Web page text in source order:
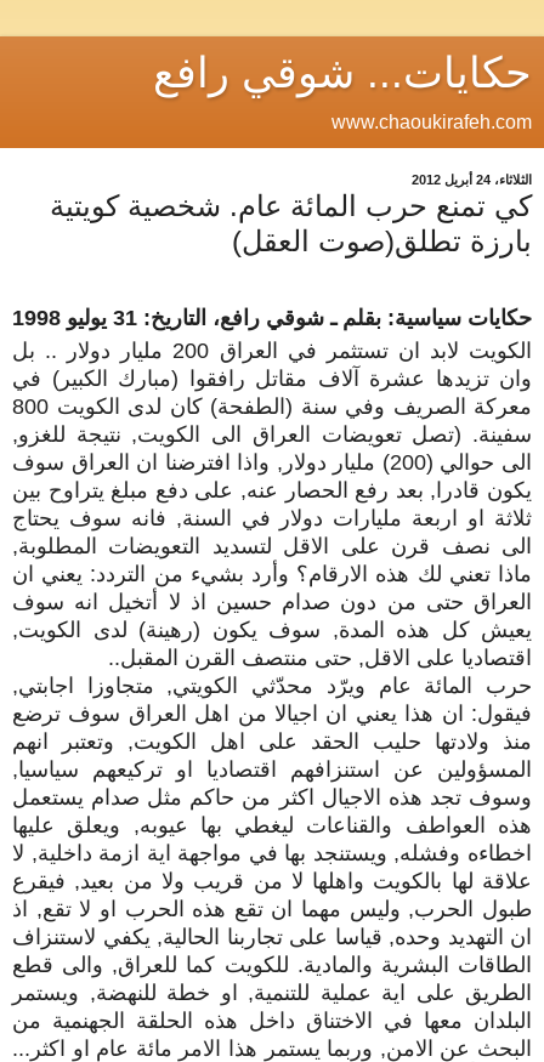
حكايات... شوقي رافع
www.chaoukirafeh.com
الثلاثاء، 24 أبريل 2012
كي تمنع حرب المائة عام. شخصية كويتية
بارزة تطلق(صوت العقل)
حكايات سياسية: بقلم ـ شوقي رافع، التاريخ: 31 يوليو 1998
الكويت لابد ان تستثمر في العراق 200 مليار دولار .. بل
وان تزيدها عشرة آلاف مقاتل رافقوا (مبارك الكبير) في
معركة الصريف وفي سنة (الطفحة) كان لدى الكويت 800
سفينة. (تصل تعويضات العراق الى الكويت, نتيجة للغزو,
الى حوالي (200) مليار دولار, واذا افترضنا ان العراق سوف
يكون قادرا, بعد رفع الحصار عنه, على دفع مبلغ يتراوح بين
ثلاثة او اربعة مليارات دولار في السنة, فانه سوف يحتاج
الى نصف قرن على الاقل لتسديد التعويضات المطلوبة,
ماذا تعني لك هذه الارقام؟ وأرد بشيء من التردد: يعني ان
العراق حتى من دون صدام حسين اذ لا أتخيل انه سوف
يعيش كل هذه المدة, سوف يكون (رهينة) لدى الكويت,
اقتصاديا على الاقل, حتى منتصف القرن المقبل..
حرب المائة عام ويرّد محدّثي الكويتي, متجاوزا اجابتي,
فيقول: ان هذا يعني ان اجيالا من اهل العراق سوف ترضع
منذ ولادتها حليب الحقد على اهل الكويت, وتعتبر انهم
المسؤولين عن استنزافهم اقتصاديا او تركيعهم سياسيا,
وسوف تجد هذه الاجيال اكثر من حاكم مثل صدام يستعمل
هذه العواطف والقناعات ليغطي بها عيوبه, ويعلق عليها
اخطاءه وفشله, ويستنجد بها في مواجهة اية ازمة داخلية, لا
علاقة لها بالكويت واهلها لا من قريب ولا من بعيد, فيقرع
طبول الحرب, وليس مهما ان تقع هذه الحرب او لا تقع, اذ
ان التهديد وحده, قياسا على تجاربنا الحالية, يكفي لاستنزاف
الطاقات البشرية والمادية. للكويت كما للعراق, والى قطع
الطريق على اية عملية للتنمية, او خطة للنهضة, ويستمر
البلدان معها في الاختناق داخل هذه الحلقة الجهنمية من
البحث عن الامن, وربما يستمر هذا الامر مائة عام او اكثر...